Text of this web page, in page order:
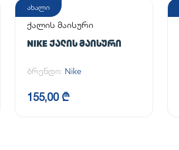
ახალი
ქალის მაისური
NIKE ᲥᲐᲚᲘᲡ ᲛᲐᲘᲡᲣᲠᲘ
ბრენდი: Nike
155,00 ₾